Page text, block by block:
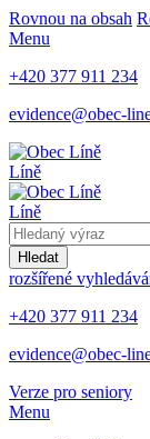
Rovnou na obsah
Menu
+420 377 911 234
evidence@obec-
Líně
Líně
Hledat
rozšířené
+420 377 911 234
evidence@obec-
Verze pro seniory
Menu